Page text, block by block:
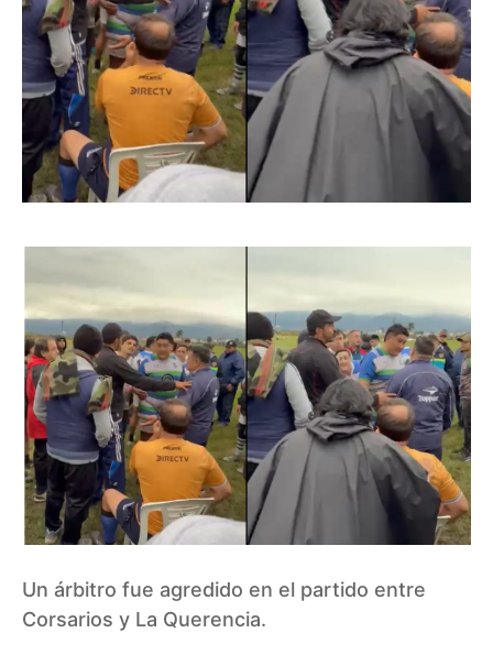
Un árbitro fue agredido en el partido entre
Corsarios y La Querencia.